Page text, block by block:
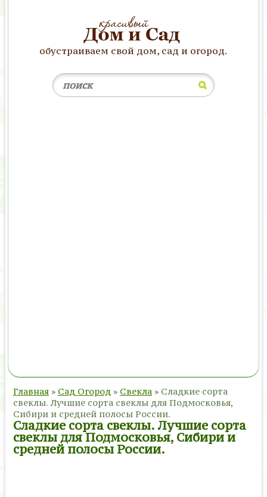
обустраиваем свой дом, сад и огород.
Главная » Сад Огород » Свекла » Сладкие сорта
свеклы. Лучшие сорта свеклы для Подмосковья,
Сибири и средней полосы России.
Сладкие сорта свеклы. Лучшие сорта
свеклы для Подмосковья, Сибири и
средней полосы России.